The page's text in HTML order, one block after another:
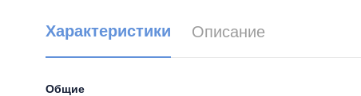
Характеристики Описание
Общие